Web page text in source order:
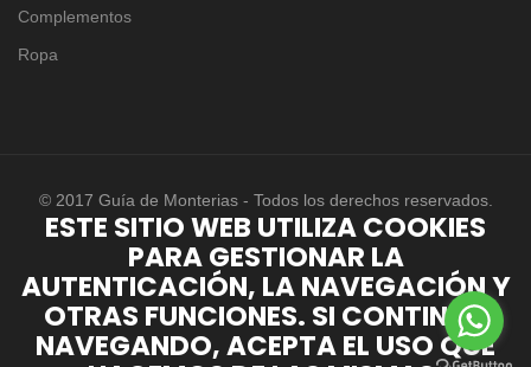
Complementos
Ropa
© 2017 Guía de Monterias - Todos los derechos reservados.
ESTE SITIO WEB UTILIZA COOKIES
PARA GESTIONAR LA
AUTENTICACIÓN, LA NAVEGACIÓN Y
OTRAS FUNCIONES. SI CONTINÚA
NAVEGANDO, ACEPTA EL USO QUE